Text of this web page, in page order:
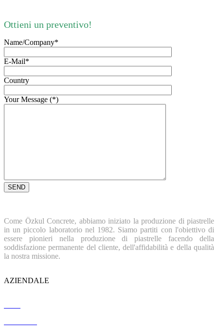
Ottieni un preventivo!
Name/Company*
E-Mail*
Country
Your Message (*)
Come Özkul Concrete, abbiamo iniziato la produzione di piastrelle
in un piccolo laboratorio nel 1982. Siamo partiti con l'obiettivo di
essere pionieri nella produzione di piastrelle facendo della
soddisfazione permanente del cliente, dell'affidabilità e della qualità
la nostra missione.
AZIENDALE